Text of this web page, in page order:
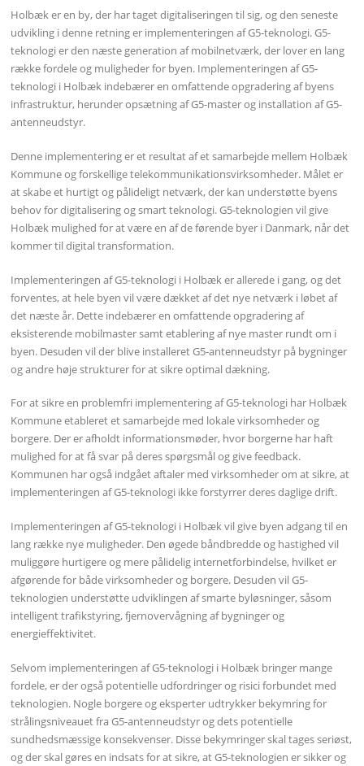
Holbæk er en by, der har taget digitaliseringen til sig, og den seneste
udvikling i denne retning er implementeringen af G5-teknologi. G5-
teknologi er den næste generation af mobilnetværk, der lover en lang
række fordele og muligheder for byen. Implementeringen af G5-
teknologi i Holbæk indebærer en omfattende opgradering af byens
infrastruktur, herunder opsætning af G5-master og installation af G5-
antenneudstyr.
Denne implementering er et resultat af et samarbejde mellem Holbæk
Kommune og forskellige telekommunikationsvirksomheder. Målet er
at skabe et hurtigt og pålideligt netværk, der kan understøtte byens
behov for digitalisering og smart teknologi. G5-teknologien vil give
Holbæk mulighed for at være en af de førende byer i Danmark, når det
kommer til digital transformation.
Implementeringen af G5-teknologi i Holbæk er allerede i gang, og det
forventes, at hele byen vil være dækket af det nye netværk i løbet af
det næste år. Dette indebærer en omfattende opgradering af
eksisterende mobilmaster samt etablering af nye master rundt om i
byen. Desuden vil der blive installeret G5-antenneudstyr på bygninger
og andre høje strukturer for at sikre optimal dækning.
For at sikre en problemfri implementering af G5-teknologi har Holbæk
Kommune etableret et samarbejde med lokale virksomheder og
borgere. Der er afholdt informationsmøder, hvor borgerne har haft
mulighed for at få svar på deres spørgsmål og give feedback.
Kommunen har også indgået aftaler med virksomheder om at sikre, at
implementeringen af G5-teknologi ikke forstyrrer deres daglige drift.
Implementeringen af G5-teknologi i Holbæk vil give byen adgang til en
lang række nye muligheder. Den øgede båndbredde og hastighed vil
muliggøre hurtigere og mere pålidelig internetforbindelse, hvilket er
afgørende for både virksomheder og borgere. Desuden vil G5-
teknologien understøtte udviklingen af smarte byløsninger, såsom
intelligent trafikstyring, fjernovervågning af bygninger og
energieffektivitet.
Selvom implementeringen af G5-teknologi i Holbæk bringer mange
fordele, er der også potentielle udfordringer og risici forbundet med
teknologien. Nogle borgere og eksperter udtrykker bekymring for
strålingsniveauet fra G5-antenneudstyr og dets potentielle
sundhedsmæssige konsekvenser. Disse bekymringer skal tages seriøst,
og der skal gøres en indsats for at sikre, at G5-teknologien er sikker og